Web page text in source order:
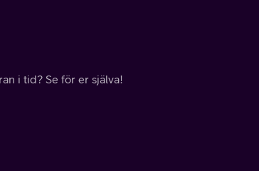
i tid? Se för er själva!